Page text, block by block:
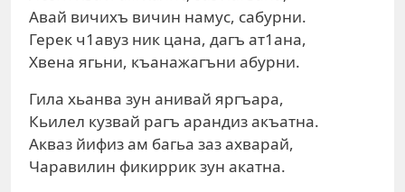
Авай вичихъ вичин намус, сабурни.
Герек ч1авуз ник цана, дагъ ат1ана,
Хвена ягьни, къанажагъни абурни.
Гила хьанва зун анивай яргъара,
Кьилел кузвай рагъ арандиз акъатна.
Акваз йифиз ам багьа заз ахварай,
Чаравилин фикиррик зун акатна.